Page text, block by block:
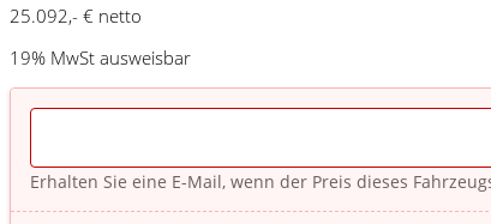
25.092,- € netto
19% MwSt ausweisbar
Erhalten Sie eine E-Mail, wenn der Preis dieses